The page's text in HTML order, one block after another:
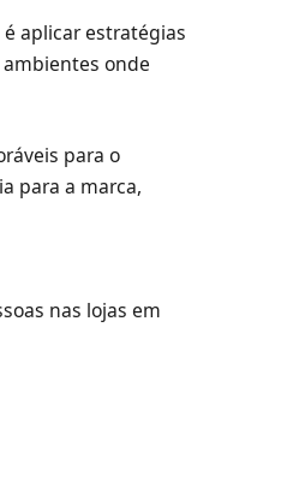
aplicar estratégias
onde
para o
para a marca,
nas lojas em